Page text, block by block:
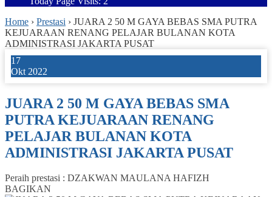
Home › Prestasi › JUARA 2 50 M GAYA BEBAS SMA PUTRA
KEJUARAAN RENANG PELAJAR BULANAN KOTA
ADMINISTRASI JAKARTA PUSAT
17
Okt 2022
JUARA 2 50 M GAYA BEBAS SMA
PUTRA KEJUARAAN RENANG
PELAJAR BULANAN KOTA
ADMINISTRASI JAKARTA PUSAT
Peraih prestasi : DZAKWAN MAULANA HAFIZH
BAGIKAN